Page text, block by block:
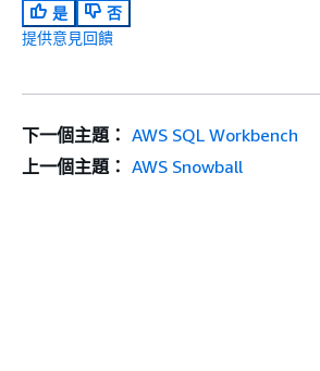
是
否
提供意見回饋
下一個主題： AWS SQL Workbench
上一個主題： AWS Snowball